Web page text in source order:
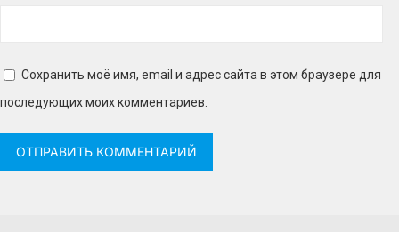
Сохранить моё имя, email и адрес сайта в этом браузере для
последующих моих комментариев.